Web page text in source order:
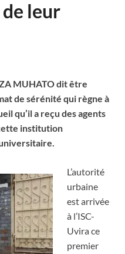
de leur
MUHATO dit être
de sérénité qui règne à
qu’il a reçu des agents
institution
L’autorité
urbaine
est arrivée
à l’ISC-
Uvira ce
premier